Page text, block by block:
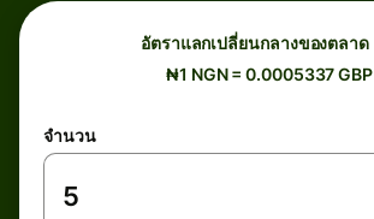
อัตราแลกเปลี่ยนกลางของตลาด
₦1 NGN = 0.0005337 GBP
จำนวน